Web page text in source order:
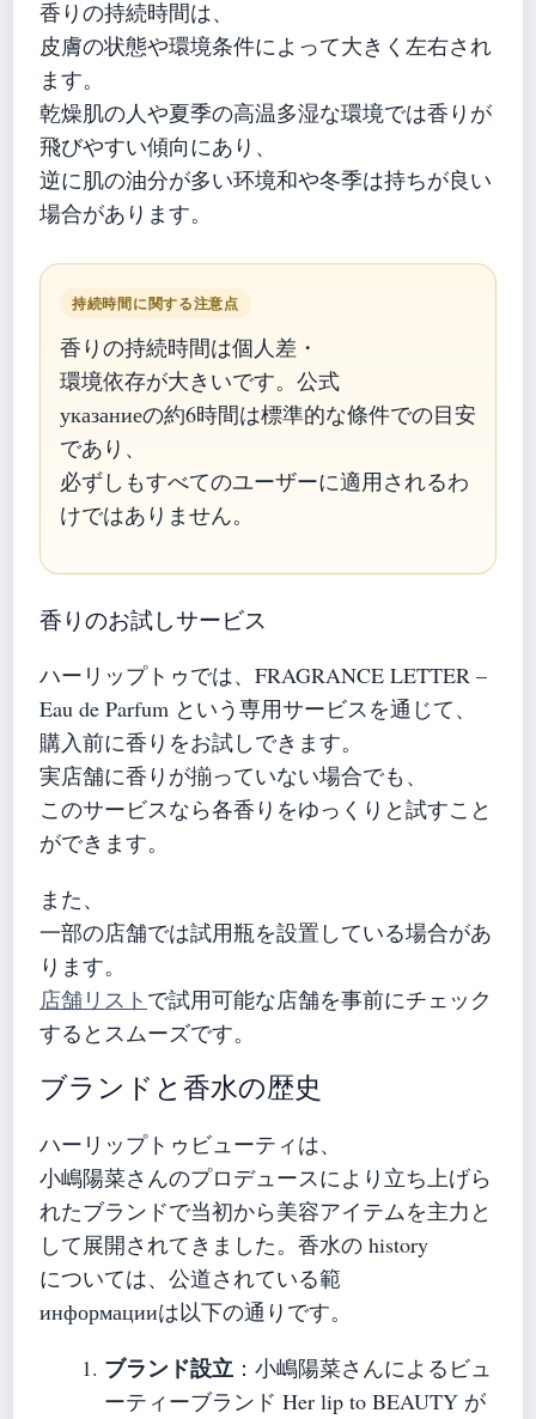
香りの持続時間は、
皮膚の状態や環境条件によって大きく左右され
ます。
乾燥肌の人や夏季の高温多湿な環境では香りが
飛びやすい傾向にあり、
逆に肌の油分が多い环境和や冬季は持ちが良い
場合があります。
持続時間に関する注意点
香りの持続時間は個人差・
環境依存が大きいです。公式
указаниеの約6時間は標準的な條件での目安
であり、
必ずしもすべてのユーザーに適用されるわ
けではありません。
香りのお試しサービス
ハーリップトゥでは、FRAGRANCE LETTER –
Eau de Parfum という専用サービスを通じて、
購入前に香りをお試しできます。
実店舗に香りが揃っていない場合でも、
このサービスなら各香りをゆっくりと試すこと
ができます。
また、
一部の店舗では試用瓶を設置している場合があ
ります。
店舗リスト で試用可能な店舗を事前にチェック
するとスムーズです。
ブランドと香水の歴史
ハーリップトゥビューティは、
小嶋陽菜さんのプロデュースにより立ち上げら
れたブランドで当初から美容アイテムを主力と
して展開されてきました。香水の history
については、公道されている範
информацииは以下の通りです。
ブランド設立 ：小嶋陽菜さんによるビュ
ーティーブランド Her lip to BEAUTY が